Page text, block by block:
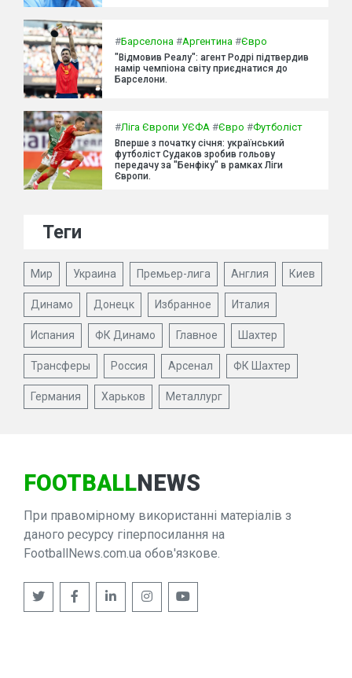
#Барселона #Аргентина #Євро
"Відмовив Реалу": агент Родрі підтвердив
намір чемпіона світу приєднатися до
Барселони.
#Ліга Європи УЄФА #Євро #Футболіст
Вперше з початку січня: український
футболіст Судаков зробив гольову
передачу за "Бенфіку" в рамках Ліги
Європи.
Теги
Мир Украина Премьер-лига Англия Киев
Динамо Донецк Избранное Италия
Испания ФК Динамо Главное Шахтер
Трансферы Россия Арсенал ФК Шахтер
Германия Харьков Металлург
FOOTBALLNEWS
При правомірному використанні матеріалів з
даного ресурсу гіперпосилання на
FootballNews.com.ua обов'язкове.